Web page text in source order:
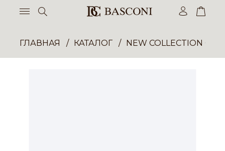
ГЛАВНАЯ КАТАЛОГ NEW COLLECTION